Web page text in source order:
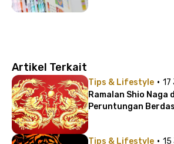
Artikel Terkait
Tips & Lifestyle · 17
Ramalan Shio Naga
Peruntungan
Tips & Lifestyle ·